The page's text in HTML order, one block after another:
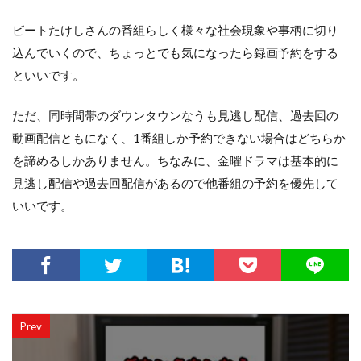
ビートたけしさんの番組らしく様々な社会現象や事柄に切り
込んでいくので、ちょっとでも気になったら録画予約をする
といいです。
ただ、同時間帯のダウンタウンなうも見逃し配信、過去回の
動画配信ともになく、1番組しか予約できない場合はどちらか
を諦めるしかありません。ちなみに、金曜ドラマは基本的に
見逃し配信や過去回配信があるので他番組の予約を優先して
いいです。
Prev